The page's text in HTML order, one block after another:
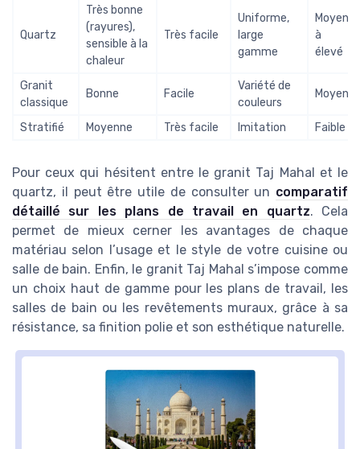
Quartz
Très bonne
(rayures),
sensible à la
chaleur
Très facile
Uniforme,
large
gamme
Moyen
à
élevé
Granit
classique
Bonne Facile
Variété de
couleurs
Moyen
Stratifié Moyenne Très facile Imitation Faible
Pour ceux qui hésitent entre le granit Taj Mahal et le
quartz, il peut être utile de consulter un comparatif
détaillé sur les plans de travail en quartz. Cela
permet de mieux cerner les avantages de chaque
matériau selon l’usage et le style de votre cuisine ou
salle de bain. Enfin, le granit Taj Mahal s’impose comme
un choix haut de gamme pour les plans de travail, les
salles de bain ou les revêtements muraux, grâce à sa
résistance, sa finition polie et son esthétique naturelle.